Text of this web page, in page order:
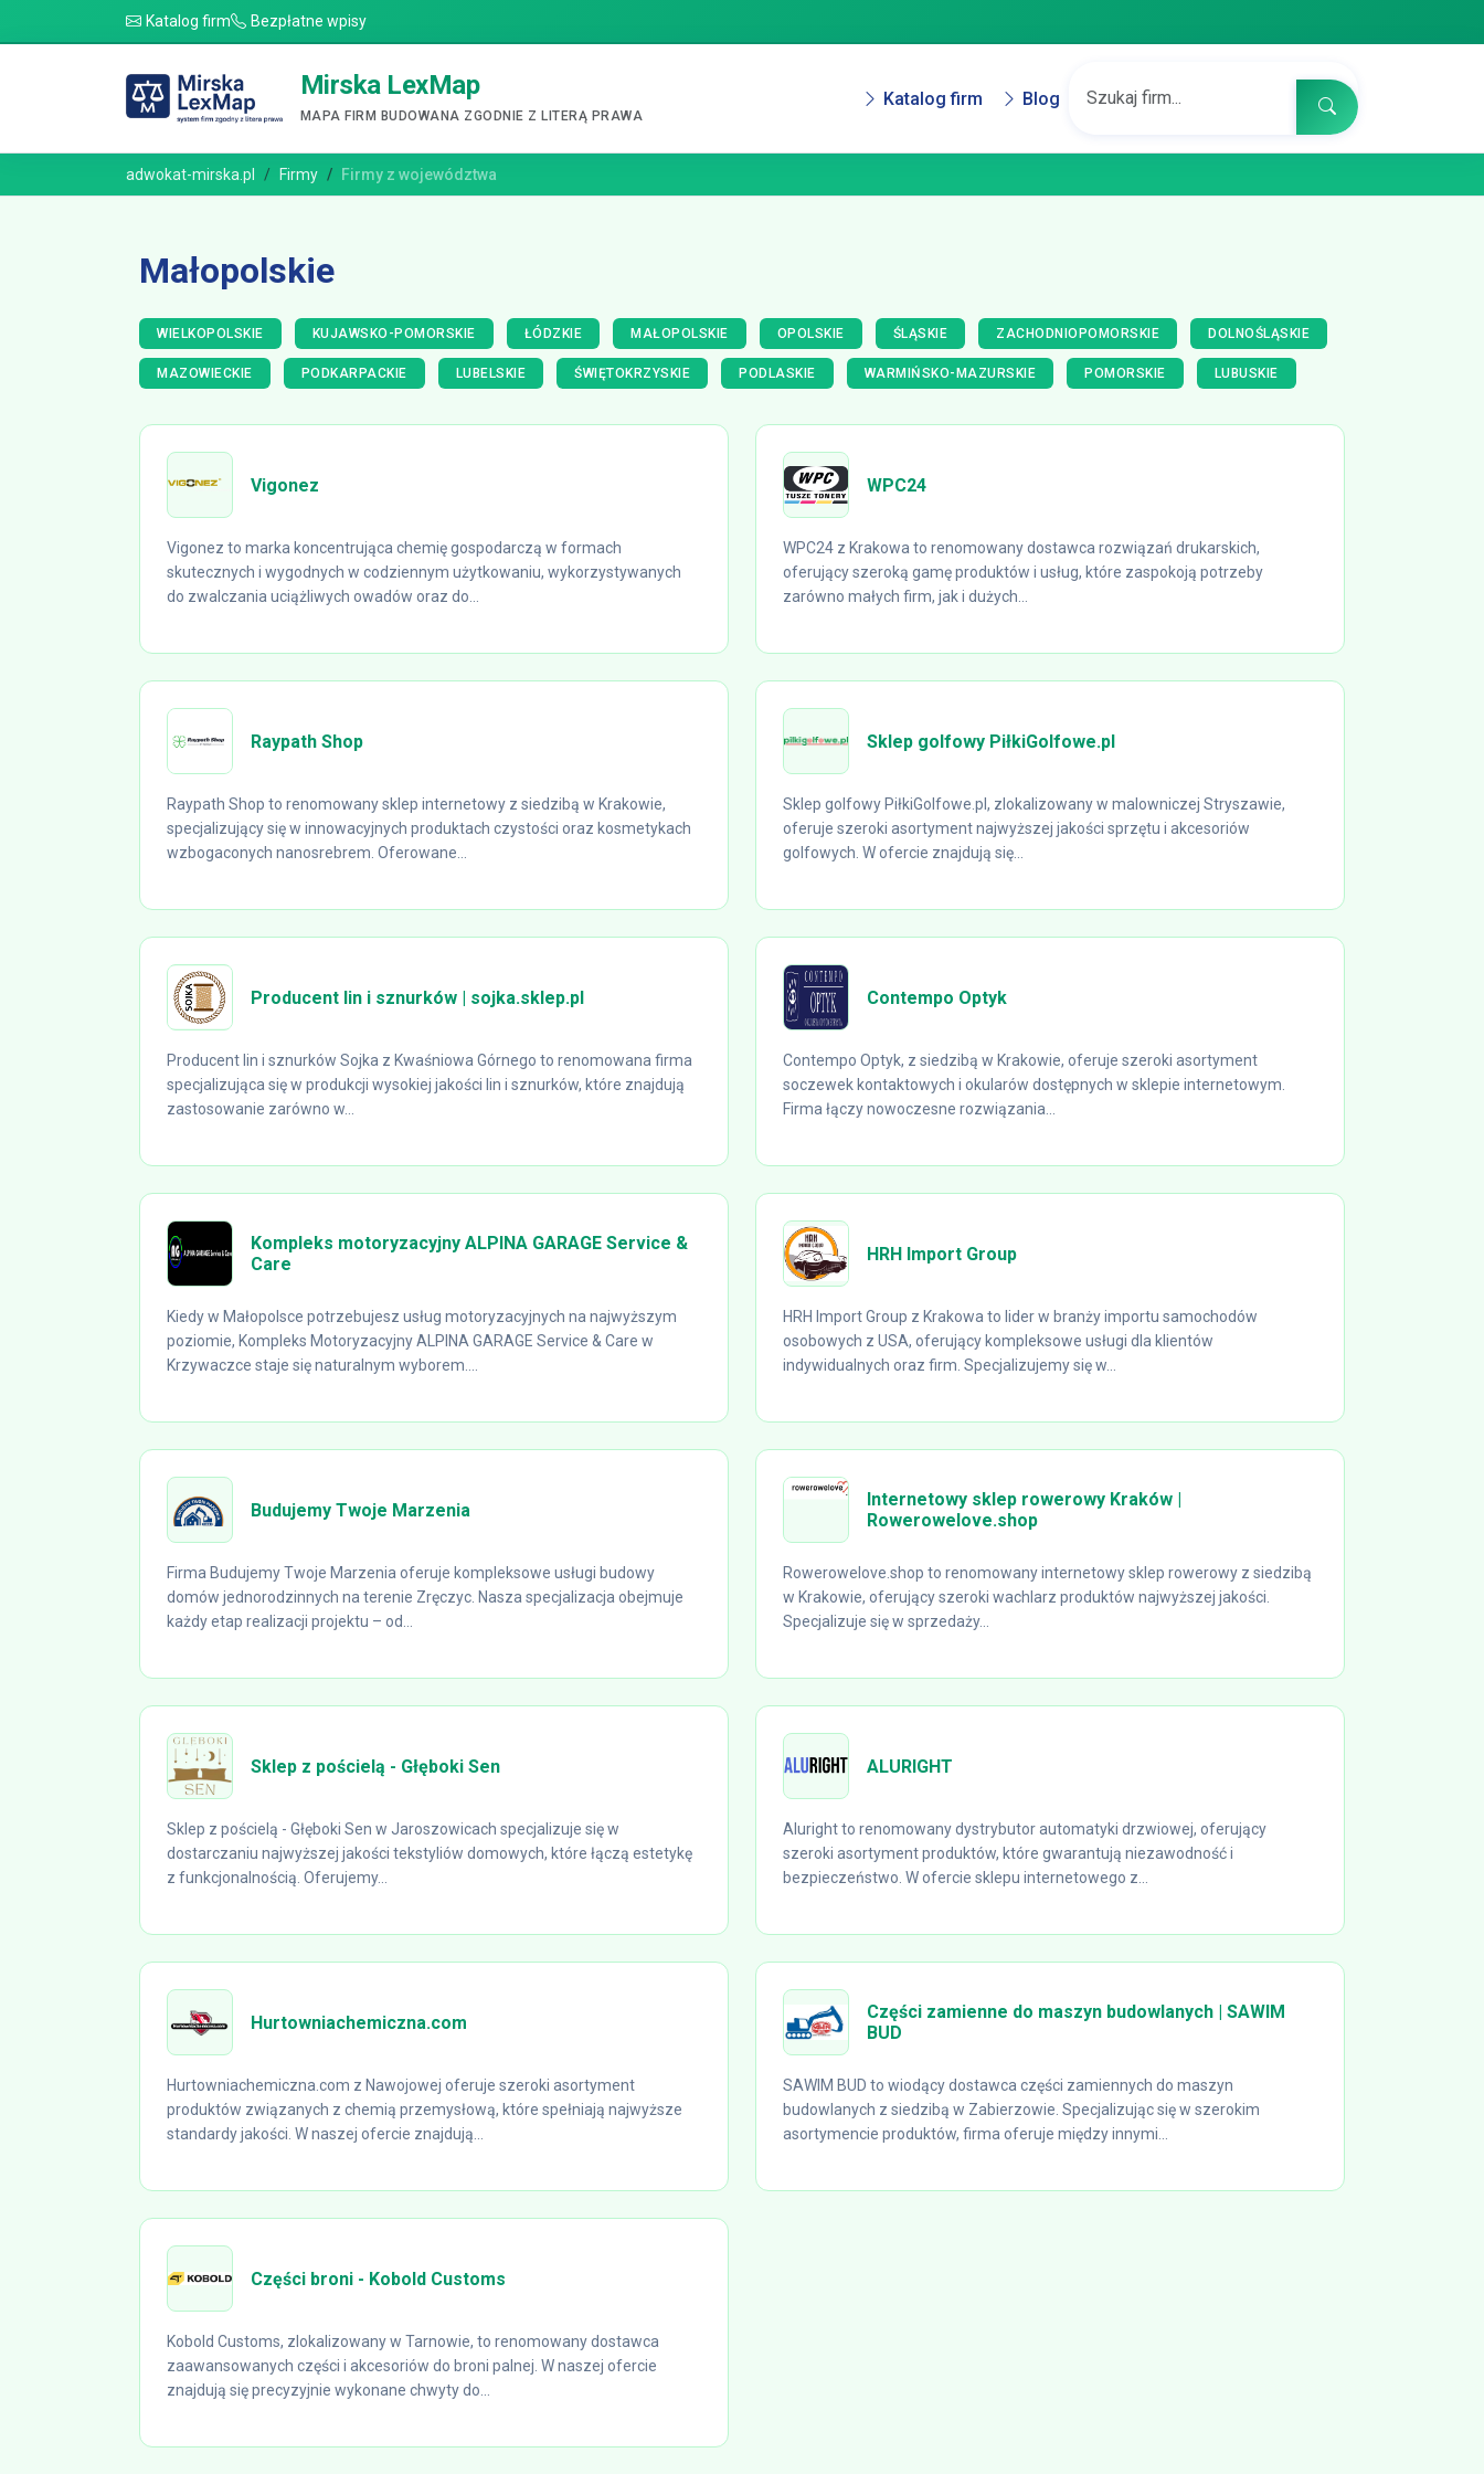
Katalog firm Bezpłatne wpisy
Mirska LexMap
MAPA FIRM BUDOWANA ZGODNIE Z LITERĄ PRAWA
Katalog firm Blog
adwokat-mirska.pl Firmy Firmy z województwa
Małopolskie
WIELKOPOLSKIE KUJAWSKO-POMORSKIE ŁÓDZKIE MAŁOPOLSKIE OPOLSKIE ŚLĄSKIE ZACHODNIOPOMORSKIE DOLNOŚLĄSKIE
MAZOWIECKIE PODKARPACKIE LUBELSKIE ŚWIĘTOKRZYSKIE PODLASKIE WARMIŃSKO-MAZURSKIE POMORSKIE LUBUSKIE
Vigonez
Vigonez to marka koncentrująca chemię gospodarczą w formach
skutecznych i wygodnych w codziennym użytkowaniu, wykorzystywanych
do zwalczania uciążliwych owadów oraz do...
WPC24
WPC24 z Krakowa to renomowany dostawca rozwiązań drukarskich,
oferujący szeroką gamę produktów i usług, które zaspokoją potrzeby
zarówno małych firm, jak i dużych...
Raypath Shop
Raypath Shop to renomowany sklep internetowy z siedzibą w Krakowie,
specjalizujący się w innowacyjnych produktach czystości oraz kosmetykach
wzbogaconych nanosrebrem. Oferowane...
Sklep golfowy PiłkiGolfowe.pl
Sklep golfowy PiłkiGolfowe.pl, zlokalizowany w malowniczej Stryszawie,
oferuje szeroki asortyment najwyższej jakości sprzętu i akcesoriów
golfowych. W ofercie znajdują się...
Producent lin i sznurków | sojka.sklep.pl
Producent lin i sznurków Sojka z Kwaśniowa Górnego to renomowana firma
specjalizująca się w produkcji wysokiej jakości lin i sznurków, które znajdują
zastosowanie zarówno w...
Contempo Optyk
Contempo Optyk, z siedzibą w Krakowie, oferuje szeroki asortyment
soczewek kontaktowych i okularów dostępnych w sklepie internetowym.
Firma łączy nowoczesne rozwiązania...
Kompleks motoryzacyjny ALPINA GARAGE Service &
Care
Kiedy w Małopolsce potrzebujesz usług motoryzacyjnych na najwyższym
poziomie, Kompleks Motoryzacyjny ALPINA GARAGE Service & Care w
Krzywaczce staje się naturalnym wyborem....
HRH Import Group
HRH Import Group z Krakowa to lider w branży importu samochodów
osobowych z USA, oferujący kompleksowe usługi dla klientów
indywidualnych oraz firm. Specjalizujemy się w...
Budujemy Twoje Marzenia
Firma Budujemy Twoje Marzenia oferuje kompleksowe usługi budowy
domów jednorodzinnych na terenie Zręczyc. Nasza specjalizacja obejmuje
każdy etap realizacji projektu – od...
Internetowy sklep rowerowy Kraków |
Rowerowelove.shop
Rowerowelove.shop to renomowany internetowy sklep rowerowy z siedzibą
w Krakowie, oferujący szeroki wachlarz produktów najwyższej jakości.
Specjalizuje się w sprzedaży...
Sklep z pościelą - Głęboki Sen
Sklep z pościelą - Głęboki Sen w Jaroszowicach specjalizuje się w
dostarczaniu najwyższej jakości tekstyliów domowych, które łączą estetykę
z funkcjonalnością. Oferujemy...
ALURIGHT
Aluright to renomowany dystrybutor automatyki drzwiowej, oferujący
szeroki asortyment produktów, które gwarantują niezawodność i
bezpieczeństwo. W ofercie sklepu internetowego z...
Hurtowniachemiczna.com
Hurtowniachemiczna.com z Nawojowej oferuje szeroki asortyment
produktów związanych z chemią przemysłową, które spełniają najwyższe
standardy jakości. W naszej ofercie znajdują...
Części zamienne do maszyn budowlanych | SAWIM
BUD
SAWIM BUD to wiodący dostawca części zamiennych do maszyn
budowlanych z siedzibą w Zabierzowie. Specjalizując się w szerokim
asortymencie produktów, firma oferuje między innymi...
Części broni - Kobold Customs
Kobold Customs, zlokalizowany w Tarnowie, to renomowany dostawca
zaawansowanych części i akcesoriów do broni palnej. W naszej ofercie
znajdują się precyzyjnie wykonane chwyty do...